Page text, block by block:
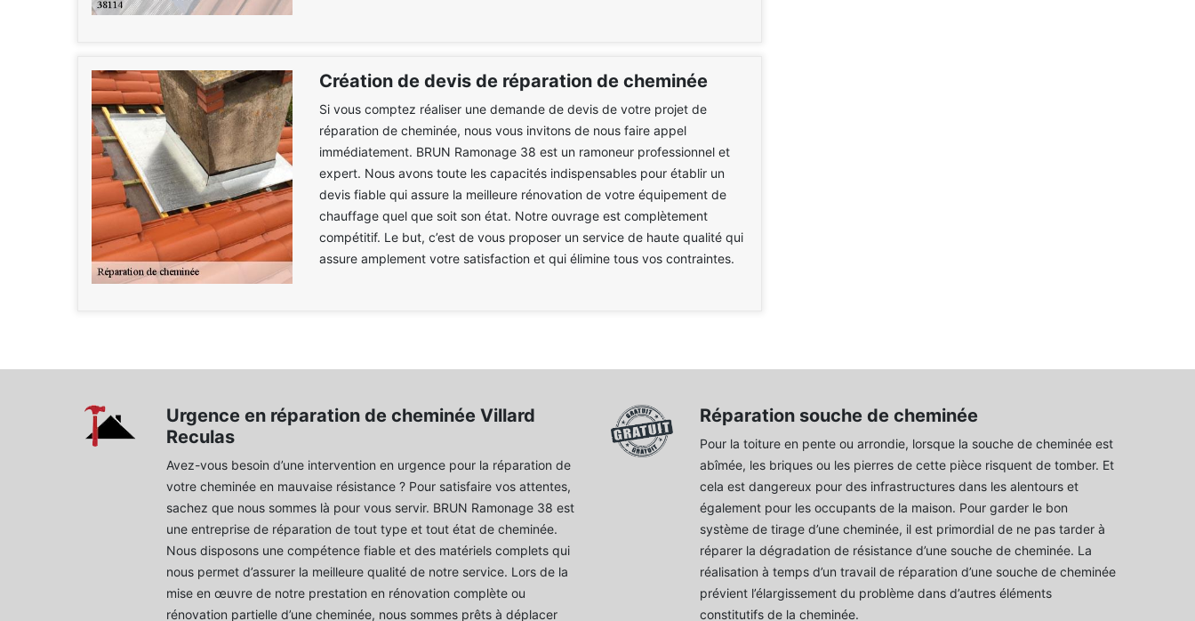
Création de devis de réparation de cheminée
Si vous comptez réaliser une demande de devis de votre projet de
réparation de cheminée, nous vous invitons de nous faire appel
immédiatement. BRUN Ramonage 38 est un ramoneur professionnel et
expert. Nous avons toute les capacités indispensables pour établir un
devis fiable qui assure la meilleure rénovation de votre équipement de
chauffage quel que soit son état. Notre ouvrage est complètement
compétitif. Le but, c’est de vous proposer un service de haute qualité qui
assure amplement votre satisfaction et qui élimine tous vos contraintes.
Urgence en réparation de cheminée Villard
Reculas
Avez-vous besoin d’une intervention en urgence pour la réparation de
votre cheminée en mauvaise résistance ? Pour satisfaire vos attentes,
sachez que nous sommes là pour vous servir. BRUN Ramonage 38 est
une entreprise de réparation de tout type et tout état de cheminée.
Nous disposons une compétence fiable et des matériels complets qui
nous permet d’assurer la meilleure qualité de notre service. Lors de la
mise en œuvre de notre prestation en rénovation complète ou
rénovation partielle d’une cheminée, nous sommes prêts à déplacer
Réparation souche de cheminée
Pour la toiture en pente ou arrondie, lorsque la souche de cheminée est
abîmée, les briques ou les pierres de cette pièce risquent de tomber. Et
cela est dangereux pour des infrastructures dans les alentours et
également pour les occupants de la maison. Pour garder le bon
système de tirage d’une cheminée, il est primordial de ne pas tarder à
réparer la dégradation de résistance d’une souche de cheminée. La
réalisation à temps d’un travail de réparation d’une souche de cheminée
prévient l’élargissement du problème dans d’autres éléments
constitutifs de la cheminée.